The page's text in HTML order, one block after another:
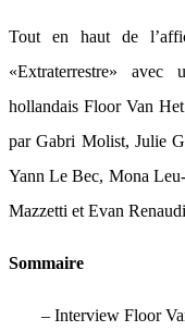
Tout en haut de
«Extraterrestre»
hollandais Floor Van
par Gabri Molist, Julie
Yann Le Bec, Mona
Mazzetti et Evan
Sommaire
– Interview Floor